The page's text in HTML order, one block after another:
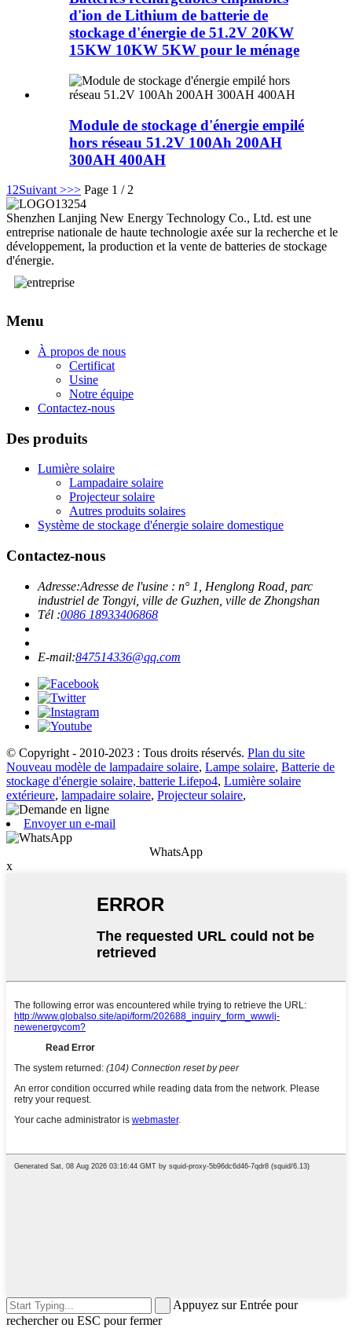
d'ion de Lithium de batterie de
stockage d'énergie de 51.2V 20KW
15KW 10KW 5KW pour le ménage
Module de stockage d'énergie empilé
hors réseau 51.2V 100Ah 200AH
300AH 400AH
1 2Suivant >>> Page 1 / 2
Shenzhen Lanjing New Energy Technology Co., Ltd. est une
entreprise nationale de haute technologie axée sur la recherche et le
développement, la production et la vente de batteries de stockage
d'énergie.
Menu
À propos de nous
Certificat
Usine
Notre équipe
Contactez-nous
Des produits
Lumière solaire
Lampadaire solaire
Projecteur solaire
Autres produits solaires
Système de stockage d'énergie solaire domestique
Contactez-nous
Adresse:Adresse de l'usine : n° 1, Henglong Road, parc
industriel de Tongyi, ville de Guzhen, ville de Zhongshan
Tél :0086 18933406868
E-mail:847514336@qq.com
© Copyright - 2010-2023 : Tous droits réservés. Plan du site
Nouveau modèle de lampadaire solaire, Lampe solaire, Batterie de
stockage d'énergie solaire, batterie Lifepo4, Lumière solaire
extérieure, lampadaire solaire, Projecteur solaire,
Envoyer un e-mail
WhatsApp
x
Appuyez sur Entrée pour
rechercher ou ESC pour fermer